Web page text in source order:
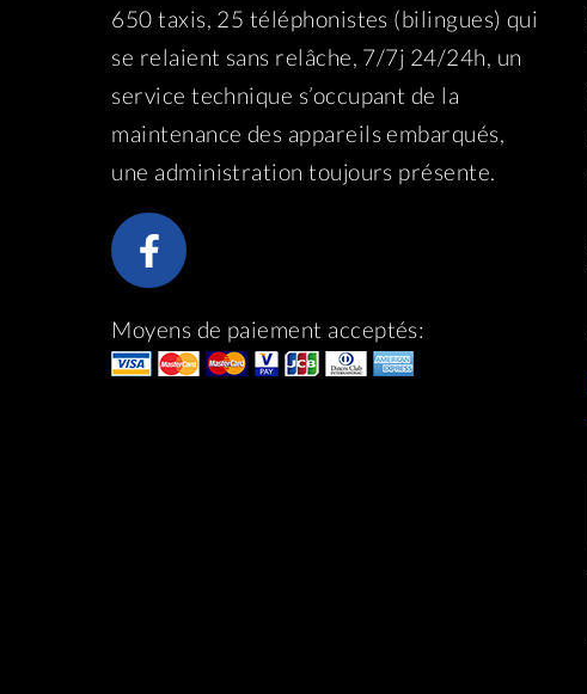
650 taxis, 25 téléphonistes (bilingues) qui
se relaient sans relâche, 7/7j 24/24h, un
service technique s’occupant de la
maintenance des appareils embarqués,
une administration toujours présente.
Moyens de paiement acceptés: